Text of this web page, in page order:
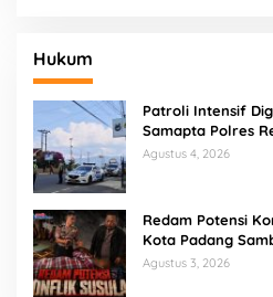
Hukum
Patroli Intensif
Samapta Polres
Berantas Balap Liar
Agustus 4, 2026
Redam Potensi
Kota Padang
Penganiayaan di
Agustus 3, 2026